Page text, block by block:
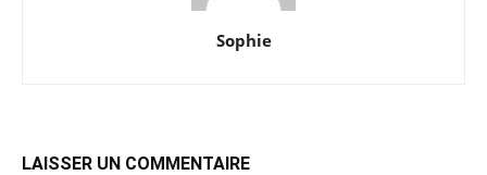
Sophie
LAISSER UN COMMENTAIRE